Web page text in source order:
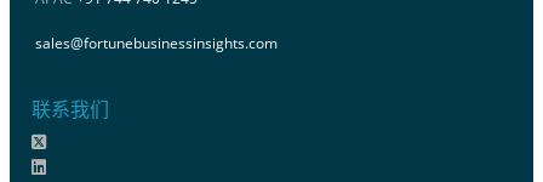
sales@fortunebusinessinsights.com
联系我们